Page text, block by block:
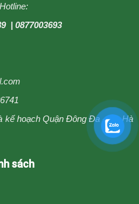
Hotline:
| 0877003693
kế hoạch Quận Đông Đa - TP. Hà
sách